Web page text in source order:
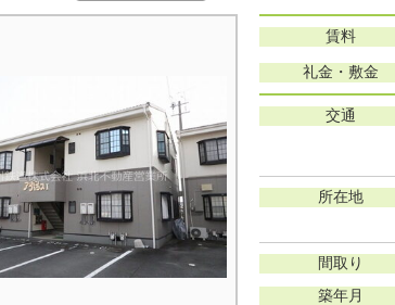
賃料
礼金・敷金
交通
所在地
間取り
築年月